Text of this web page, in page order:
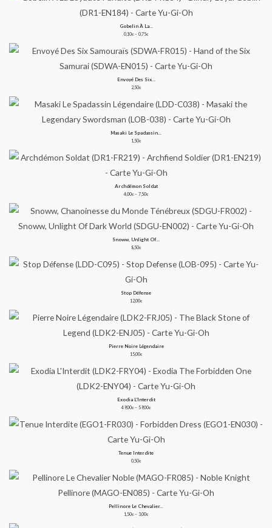
Gobelin À La...
0,10€ – 0,75€
Plage
prix :
0,75€
Envoyé Des Six...
2,50€
Masaki Le Spadassin...
1,50€
Archdémon Soldat
4,00€ – 7,50€
Plage
prix :
7,50€
Snoww, Unlight Of...
8,50€
Stop Défense
12,00€
Pierre Noire Légendaire
15,00€
Exodia L’Interdit
49,00€ – 59,00€
Plage
prix :
59,00€
Tenue Interdite
0,50€
Pellinore Le Chevalier...
1,50€ – 3,00€
Plage
prix :